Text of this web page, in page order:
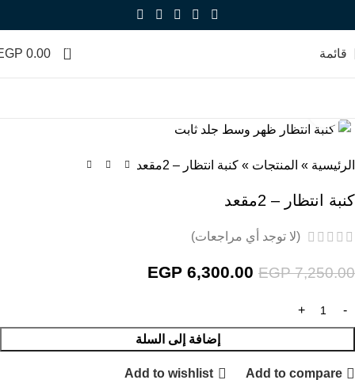
قائمة 0
0.00
-13%
الرئيسية » المنتجات » كنبة انتظار – 2مقعد
كنبة انتظار – 2مقعد
(لا توجد أي مراجعات)
EGP7,250.00
EGP 6,300.00
إضافة إلى السلة
Add to compare
Add to wishlist